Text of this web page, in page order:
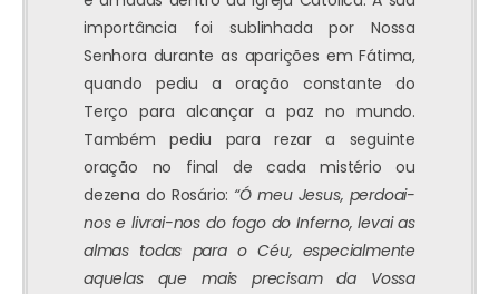
importância foi sublinhada por Nossa
Senhora durante as aparições em Fátima,
quando pediu a oração constante do
Terço para alcançar a paz no mundo.
Também pediu para rezar a seguinte
oração no final de cada mistério ou
dezena do Rosário: “Ó meu Jesus, perdoai-
nos e livrai-nos do fogo do Inferno, levai as
almas todas para o Céu, especialmente
aquelas que mais precisam da Vossa